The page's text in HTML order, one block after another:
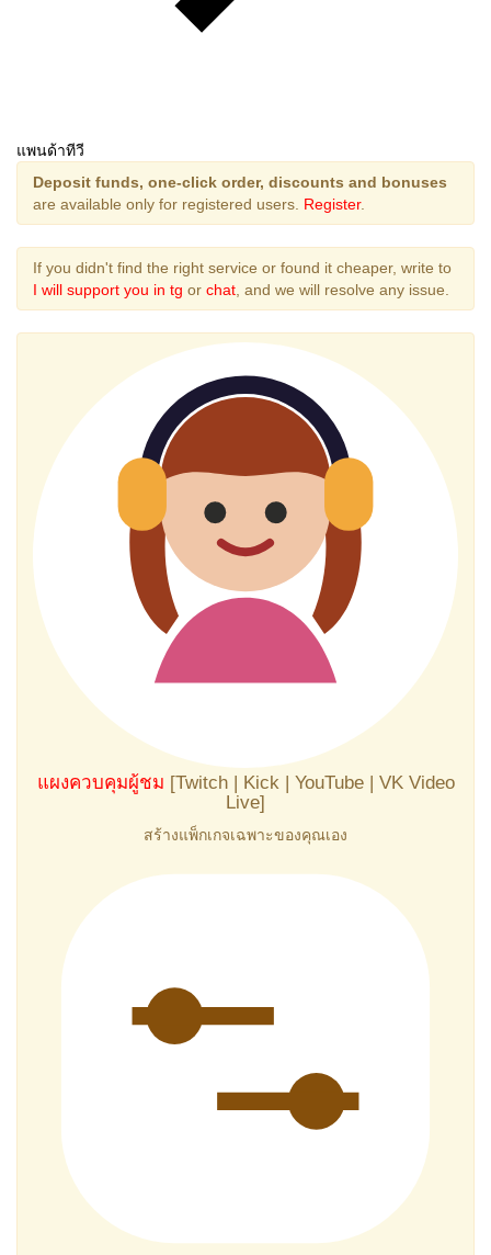
แพนด้าทีวี
Deposit funds, one-click order, discounts and bonuses
are available only for registered users. Register.
If you didn't find the right service or found it cheaper, write to
I will support you in tg or chat , and we will resolve any issue.
แผงควบคุมผู้ชม [Twitch | Kick | YouTube | VK Video
Live]
สร้างแพ็กเกจเฉพาะของคุณเอง